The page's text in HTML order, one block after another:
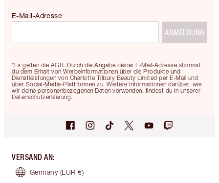
*Es gelten die AGB. Durch die Angabe deiner E-Mail-Adresse stimmst
du dem Erhalt von Werbeinformationen über die Produkte und
Dienstleistungen von Charlotte Tilbury Beauty Limited per E-Mail und
über Social-Media-Plattformen zu. Weitere Informationen darüber, wie
wir deine personenbezogenen Daten verwenden, findest du in unserer
Datenschutzerklärung.
E-Mail-Adresse
ANMELDUNG
VERSAND AN:
Germany (EUR €)